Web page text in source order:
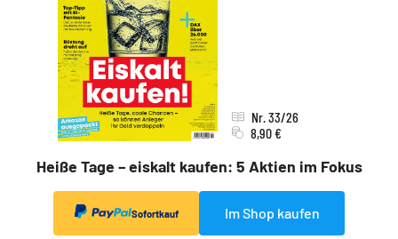
Heiße Tage – eiskalt kaufen: 5 Aktien im Fokus
Nr. 33/26
8,90 €
Sofortkauf Im Shop kaufen